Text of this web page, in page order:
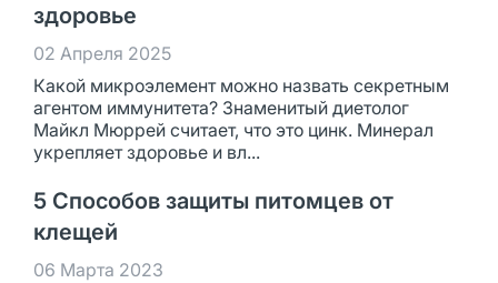
здоровье
02 Апреля 2025
Какой микроэлемент можно назвать секретным
агентом иммунитета? Знаменитый диетолог
Майкл Мюррей считает, что это цинк. Минерал
укрепляет здоровье и вл...
5 Способов защиты питомцев от
клещей
06 Марта 2023